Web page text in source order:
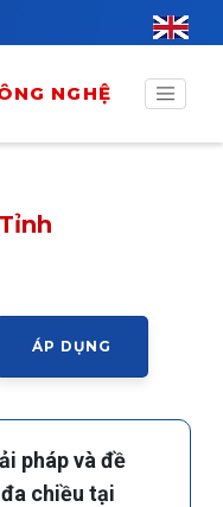
NGHỆ
pháp và đề
chiều tại